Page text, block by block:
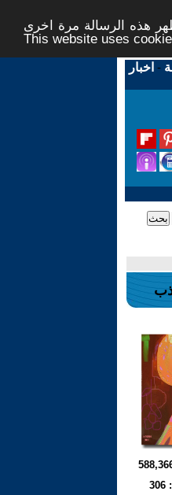
هذه الرسالة مرة اخرى -
This website uses
- اخبار